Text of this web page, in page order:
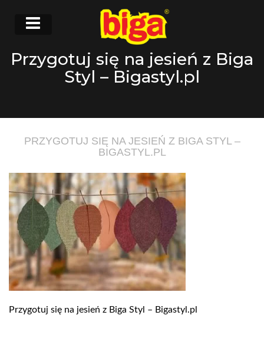
Przygotuj się na jesień z Biga
Styl – Bigastyl.pl
PRZYGOTUJ SIĘ NA JESIEŃ Z BIGA STYL –
BIGASTYL.PL
Przygotuj się na jesień z Biga Styl – Bigastyl.pl